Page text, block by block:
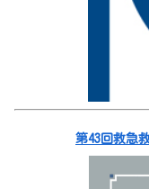
第43回救急